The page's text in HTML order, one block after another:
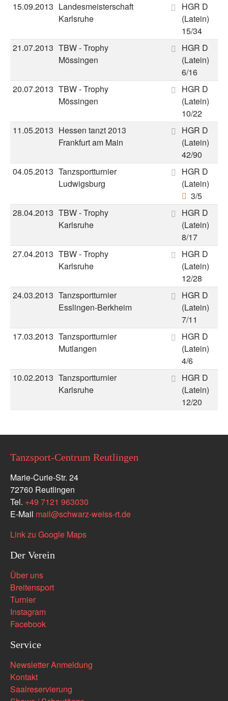
15.09.2013 Landesmeisterschaft
Karlsruhe
HGR D
(Latein)
15/34
21.07.2013 TBW - Trophy
Mössingen
HGR D
(Latein)
6/16
20.07.2013 TBW - Trophy
Mössingen
HGR D
(Latein)
10/22
11.05.2013 Hessen tanzt 2013
Frankfurt am Main
HGR D
(Latein)
42/90
04.05.2013 Tanzsportturnier
Ludwigsburg
HGR D
(Latein)
3/5
28.04.2013 TBW - Trophy
Karlsruhe
HGR D
(Latein)
8/17
27.04.2013 TBW - Trophy
Karlsruhe
HGR D
(Latein)
12/28
24.03.2013 Tanzsportturnier
Esslingen-Berkheim
HGR D
(Latein)
7/11
17.03.2013 Tanzsportturnier
Mutlangen
HGR D
(Latein)
4/6
10.02.2013 Tanzsportturnier
Karlsruhe
HGR D
(Latein)
12/20
Tanzsport-Centrum Reutlingen
Marie-Curie-Str. 24
72760 Reutlingen
Tel. +49 7121 963030
E-Mail mail@schwarz-weiss-rt.de
Link zu Google Maps
Der Verein
Über uns
Breitensport
Turnier
Instagram
Facebook
Service
Newsletter Anmeldung
Kontakt
Saalreservierung